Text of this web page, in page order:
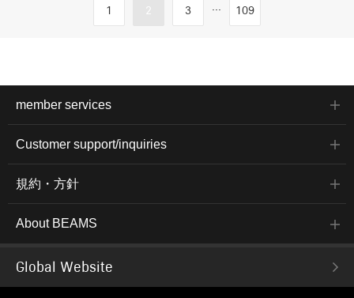
1 2 3 ... 109
member services
Customer support/inquiries
規約・方針
About BEAMS
Global Website